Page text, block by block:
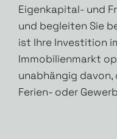
Eigenkapital- und
und begleiten Sie
ist Ihre Investition
Immobilienmarkt
unabhängig davon,
Ferien- oder